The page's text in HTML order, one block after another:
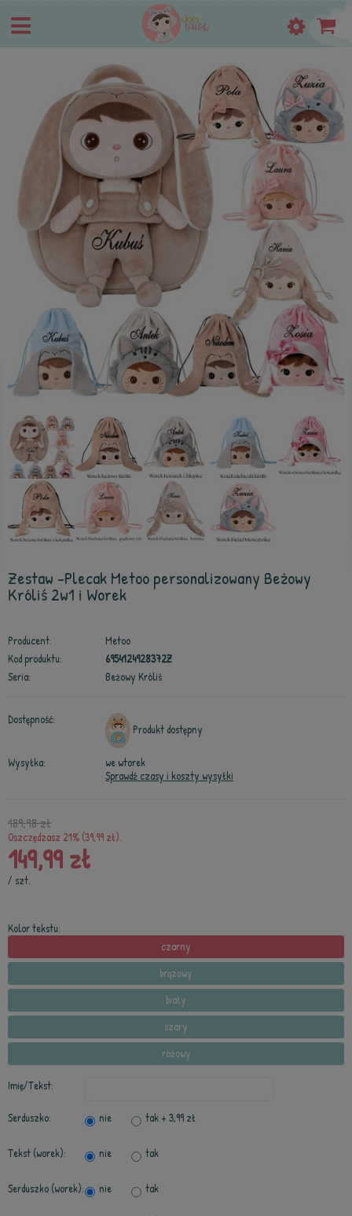
Zestaw -Plecak Metoo personalizowany Beżowy
Króliś 2w1 i Worek
Producent:
Metoo
Kod produktu:
6954124928372Z
Seria:
Beżowy Króliś
Dostępność:
Produkt dostępny
Wysyłka:
we wtorek
Sprawdź czasy i koszty wysyłki
189,98 zł
Oszczędzasz 21% (39,99 zł).
149,99 zł
/ szt.
Kolor tekstu:
czarny
brązowy
biały
szary
różowy
Imię/Tekst:
Serduszko: nie tak+ 3,99 zł
Tekst (worek): nie tak
Serduszko (worek): nie tak